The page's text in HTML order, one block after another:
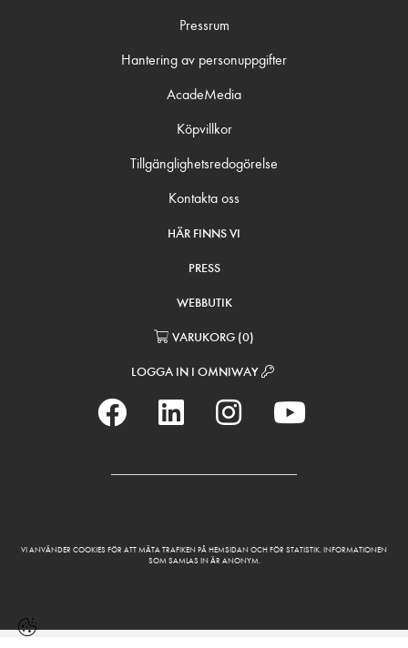
Pressrum
Hantering av personuppgifter
AcadeMedia
Köpvillkor
Tillgänglighetsredogörelse
Kontakta oss
HÄR FINNS VI
PRESS
WEBBUTIK
VARUKORG (0)
LOGGA IN I OMNIWAY
VI ANVÄNDER COOKIES FÖR ATT MÄTA TRAFIKEN PÅ HEMSIDAN OCH FÖR STATISTIK. INFORMATIONEN
SOM SAMLAS IN ÄR ANONYM.